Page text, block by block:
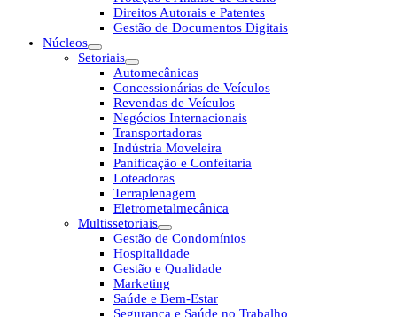
Direitos Autorais e Patentes
Gestão de Documentos Digitais
Núcleos
Setoriais
Automecânicas
Concessionárias de Veículos
Revendas de Veículos
Negócios Internacionais
Transportadoras
Indústria Moveleira
Panificação e Confeitaria
Loteadoras
Terraplenagem
Eletrometalmecânica
Multissetoriais
Gestão de Condomínios
Hospitalidade
Gestão e Qualidade
Marketing
Saúde e Bem-Estar
Segurança e Saúde no Trabalho